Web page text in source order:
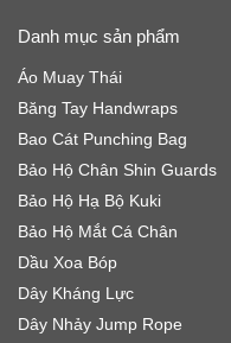
Danh mục sản phẩm
Áo Muay Thái
Băng Tay Handwraps
Bao Cát Punching Bag
Bảo Hộ Chân Shin Guards
Bảo Hộ Hạ Bộ Kuki
Bảo Hộ Mắt Cá Chân
Dầu Xoa Bóp
Dây Kháng Lực
Dây Nhảy Jump Rope